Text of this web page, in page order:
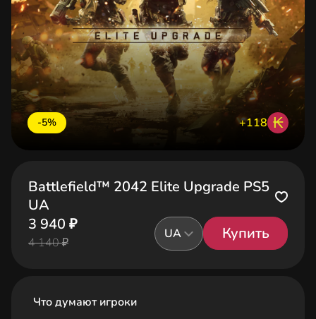
-5% +118 ₭
Battlefield™ 2042 Elite Upgrade PS5
UA
3 940 ₽
4 140 ₽
UA Купить
Что думают игроки